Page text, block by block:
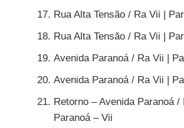
Rua Alta Tensão / Ra Vii |
Rua Alta Tensão / Ra Vii |
Avenida Paranoá / Ra Vii |
Avenida Paranoá / Ra Vii |
Retorno – Avenida Paranoá /
Paranoá – Vii